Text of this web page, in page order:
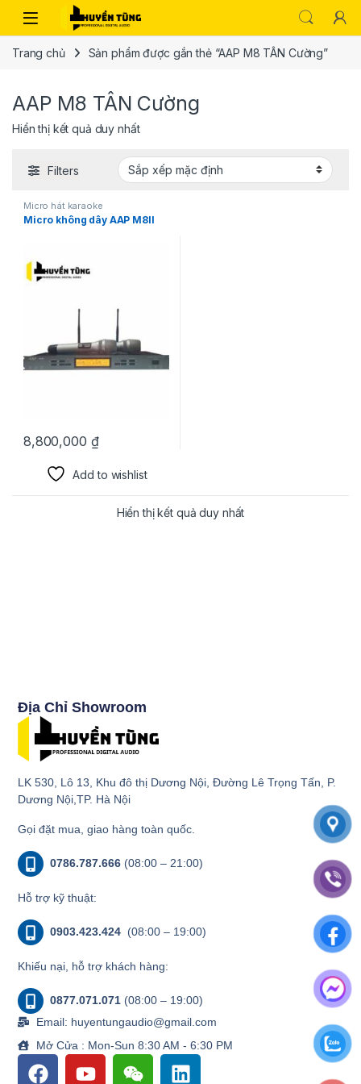
Trang chủ Sản phẩm được gắn thẻ “AAP M8 TÂN Cường”
AAP M8 TÂN Cường
Hiển thị kết quả duy nhất
Filters
Micro hát karaoke
Micro không dây AAP M8II
8,800,000 ₫
Add to wishlist
Hiển thị kết quả duy nhất
Địa Chỉ Showroom
LK 530, Lô 13, Khu đô thị Dương Nội, Đường Lê Trọng Tấn, P.
Dương Nội,TP. Hà Nội
Gọi đặt mua, giao hàng toàn quốc.
0786.787.666 (08:00 – 21:00)
Hỗ trợ kỹ thuật:
0903.423.424 (08:00 – 19:00)
Khiếu nại, hỗ trợ khách hàng:
0877.071.071 (08:00 – 19:00)
Email: huyentungaudio@gmail.com
Mở Cửa : Mon-Sun 8:30 AM - 6:30 PM